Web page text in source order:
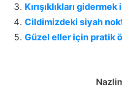
Kırışıklıkları
Cildimizdeki siyah
Güzel eller için pratik